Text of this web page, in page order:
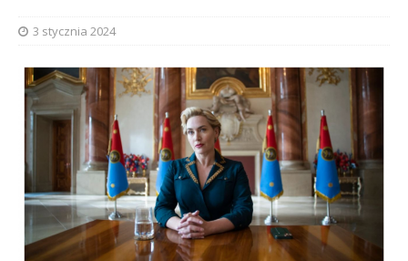
3 stycznia 2024